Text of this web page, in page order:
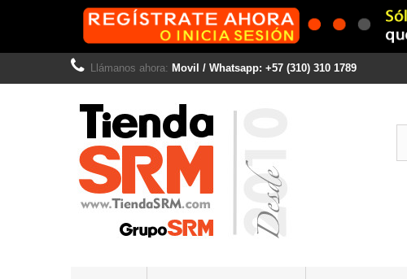
Llámanos ahora: Movil / Whatsapp: +57 (310) 310 1789